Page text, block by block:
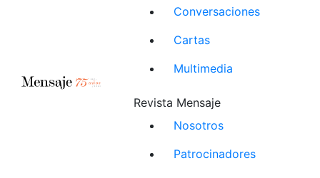
Conversaciones
Cartas
Multimedia
Revista Mensaje
Nosotros
Patrocinadores